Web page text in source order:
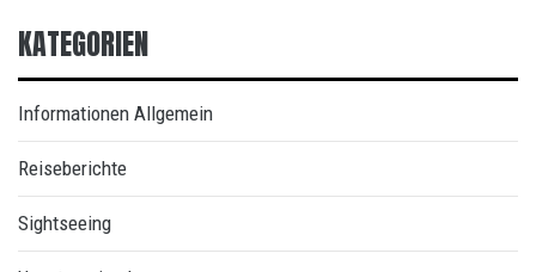
KATEGORIEN
Informationen Allgemein
Reiseberichte
Sightseeing